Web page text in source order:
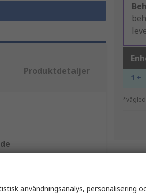
1 +
Produktdetaljer
stål
användningsanalys, personalisering